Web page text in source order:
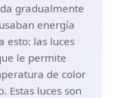
gradualmente
energía
esto: las luces
le permite
de color
Estas luces son